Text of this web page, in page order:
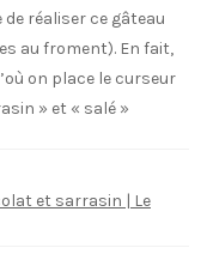
réaliser ce gâteau
au froment). En fait,
on place le curseur
» et « salé »
et sarrasin | Le